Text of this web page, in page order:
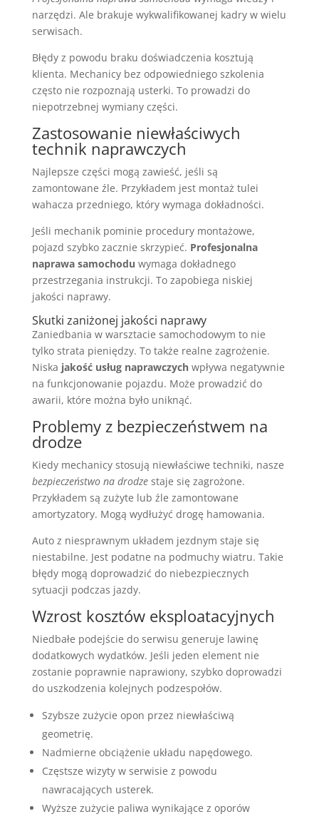
narzędzi. Ale brakuje wykwalifikowanej kadry w wielu
serwisach.
Błędy z powodu braku doświadczenia kosztują
klienta. Mechanicy bez odpowiedniego szkolenia
często nie rozpoznają usterki. To prowadzi do
niepotrzebnej wymiany części.
Zastosowanie niewłaściwych
technik naprawczych
Najlepsze części mogą zawieść, jeśli są
zamontowane źle. Przykładem jest montaż tulei
wahacza przedniego, który wymaga dokładności.
Jeśli mechanik pominie procedury montażowe,
pojazd szybko zacznie skrzypieć. Profesjonalna
naprawa samochodu wymaga dokładnego
przestrzegania instrukcji. To zapobiega niskiej
jakości naprawy.
Skutki zaniżonej jakości naprawy
Zaniedbania w warsztacie samochodowym to nie
tylko strata pieniędzy. To także realne zagrożenie.
Niska jakość usług naprawczychwpływa negatywnie
na funkcjonowanie pojazdu. Może prowadzić do
awarii, które można było uniknąć.
Problemy z bezpieczeństwem na
drodze
Kiedy mechanicy stosują niewłaściwe techniki, nasze
bezpieczeństwo na drodzestaje się zagrożone.
Przykładem są zużyte lub źle zamontowane
amortyzatory. Mogą wydłużyć drogę hamowania.
Auto z niesprawnym układem jezdnym staje się
niestabilne. Jest podatne na podmuchy wiatru. Takie
błędy mogą doprowadzić do niebezpiecznych
sytuacji podczas jazdy.
Wzrost kosztów eksploatacyjnych
Niedbałe podejście do serwisu generuje lawinę
dodatkowych wydatków. Jeśli jeden element nie
zostanie poprawnie naprawiony, szybko doprowadzi
do uszkodzenia kolejnych podzespołów.
Szybsze zużycie opon przez niewłaściwą
geometrię.
Nadmierne obciążenie układu napędowego.
Częstsze wizyty w serwisie z powodu
nawracających usterek.
Wyższe zużycie paliwa wynikające z oporów